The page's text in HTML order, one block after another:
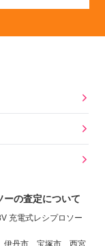
の査定について
充電式レシプロソー
伊丹市 宝塚市 西宮